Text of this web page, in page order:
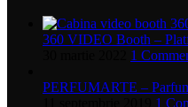
360 VIDEO Booth –
1
PERFUMARTE –
1